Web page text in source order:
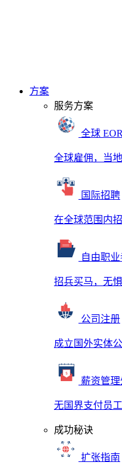
方案
服务方案
全球 EOR
全球雇佣，当
国际招聘
在全球范围内招
自由职
招兵买马，无惧
公司注册
成立国外实体公
薪资管
无国界支付员工
成功秘诀
扩张指南